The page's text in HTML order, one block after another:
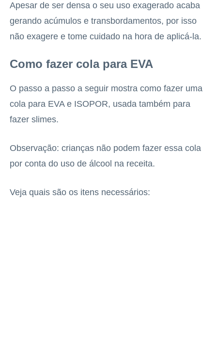
Apesar de ser densa o seu uso exagerado acaba
gerando acúmulos e transbordamentos, por isso
não exagere e tome cuidado na hora de aplicá-la.
Como fazer cola para EVA
O passo a passo a seguir mostra como fazer uma
cola para EVA e ISOPOR, usada também para
fazer slimes.
Observação: crianças não podem fazer essa cola
por conta do uso de álcool na receita.
Veja quais são os itens necessários: